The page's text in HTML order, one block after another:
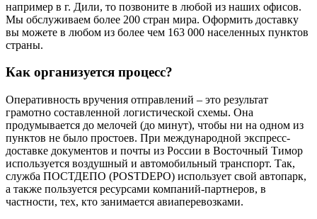
например в г. Дили, то позвоните в любой из наших офисов.
Мы обслуживаем более 200 стран мира. Оформить доставку
вы можете в любом из более чем 163 000 населенных пунктов
страны.
Как организуется процесс?
Оперативность вручения отправлений – это результат
грамотно составленной логистической схемы. Она
продумывается до мелочей (до минут), чтобы ни на одном из
пунктов не было простоев. При международной экспресс-
доставке документов и почты из России в Восточный Тимор
используется воздушный и автомобильный транспорт. Так,
служба ПОСТДЕПО (POSTDEPO) использует свой автопарк,
а также пользуется ресурсами компаний-партнеров, в
частности, тех, кто занимается авиаперевозками.